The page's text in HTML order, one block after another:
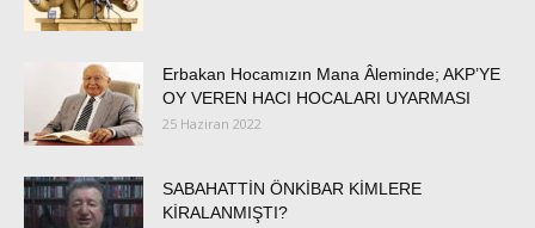
Erbakan Hocamızın Mana Âleminde; AKP’YE
OY VEREN HACI HOCALARI UYARMASI
25 Haziran 2022
SABAHATTİN ÖNKİBAR KİMLERE
KİRALANMIŞTI?